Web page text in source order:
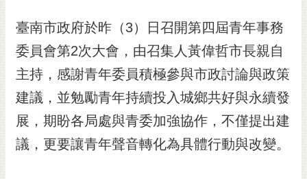
市政資訊
市民互動
黃
偉
哲
螢
臺南市政府於昨（3）日召開第四屆青年事務
委員會第2次大會，由召集人黃偉哲市長親自
主持，感謝青年委員積極參與市政討論與政策
建議，並勉勵青年持續投入城鄉共好與永續發
展，期盼各局處與青委加強協作，不僅提出建
議，更要讓青年聲音轉化為具體行動與改變。